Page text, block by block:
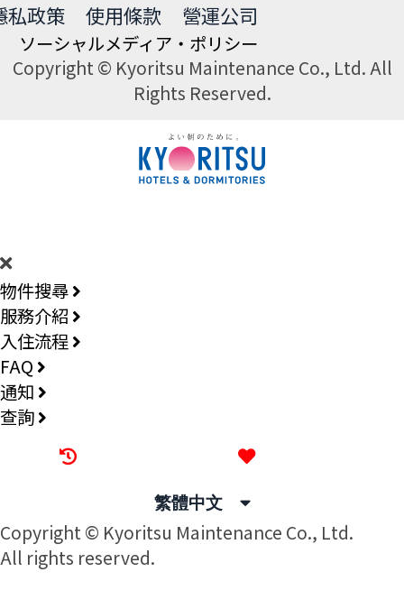
私政策 使用條款 營運公司
ソーシャルメディア・ポリシー
Copyright © Kyoritsu Maintenance Co., Ltd. All
Rights Reserved.
物件搜尋
服務介紹
入住流程
FAQ
通知
查詢
繁體中文
Copyright © Kyoritsu Maintenance Co., Ltd.
All rights reserved.